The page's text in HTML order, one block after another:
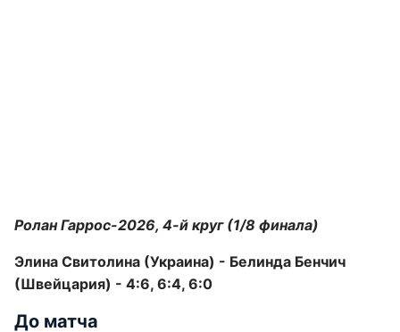
Ролан Гаррос-2026, 4-й круг (1/8 финала)
Элина Свитолина (Украина) - Белинда Бенчич
(Швейцария) - 4:6, 6:4, 6:0
До матча